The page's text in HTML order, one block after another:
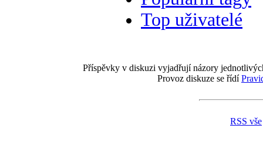
Top uživatelé
Příspěvky v diskuzi vyjadřují názory
Provoz diskuze se řídí
RSS vše